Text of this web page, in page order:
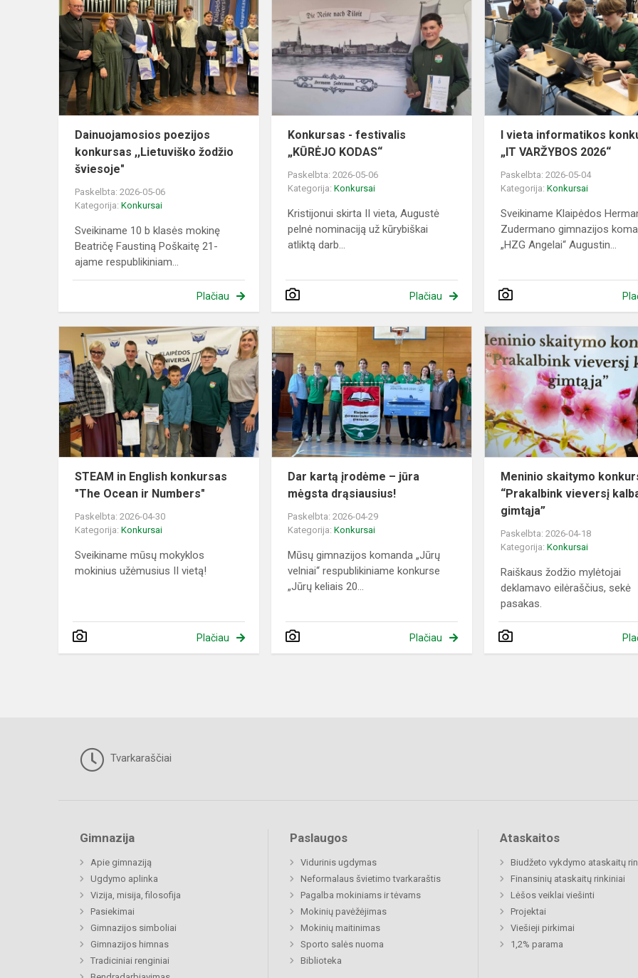
konkursas
,,Lietuviško
žodžio
švies...
Dainuojamosios poezijos
konkursas ,,Lietuviško žodžio
šviesoje"
Paskelbta: 2026-05-06
Kategorija: Konkursai
Sveikiname 10 b klasės mokinę
Beatričę Faustiną Poškaitę 21-
ajame respublikiniam...
Plačiau
festivalis
„KŪRĖJO
KODAS“
Konkursas - festivalis
„KŪRĖJO KODAS“
Paskelbta: 2026-05-06
Kategorija:Konkursai
Kristijonui skirta II vieta, Augustė
pelnė nominaciją už kūrybiškai
atliktą darb...
Plačiau
I vieta informatikos
„IT VARŽYBOS 2026“
Paskelbta: 2026-05-04
Kategorija:Konkursai
Sveikiname Klaipėdos
Zudermano gimnazijos
„HZG Angelai“ Augustin...
STEAM
in
English
konkursas
"The
Ocean
Numbers"
STEAM in English konkursas
"The Ocean ir Numbers"
Paskelbta: 2026-04-30
Kategorija: Konkursai
Sveikiname mūsų mokyklos
mokinius užėmusius II vietą!
Plačiau
Dar
kartą
įrodėme
–
jūra
mėgsta
drąsiausius!
Dar kartą įrodėme – jūra
mėgsta drąsiausius!
Paskelbta: 2026-04-29
Kategorija:Konkursai
Mūsų gimnazijos komanda „Jūrų
velniai“ respublikiniame konkurse
„Jūrų keliais 20...
Plačiau
Meninio skaitymo
“Prakalbink vieversį
gimtąja”
Paskelbta: 2026-04-18
Kategorija:Konkursai
Raiškaus žodžio mylėtojai
deklamavo eilėraščius, sekė
pasakas.
Tvarkaraščiai
Gimnazija
Apie gimnaziją
Ugdymo aplinka
Vizija, misija, filosofija
Pasiekimai
Gimnazijos simboliai
Gimnazijos himnas
Tradiciniai renginiai
Paslaugos
Vidurinis ugdymas
Neformalaus švietimo tvarkaraštis
Pagalba mokiniams ir tėvams
Mokinių pavėžėjimas
Mokinių maitinimas
Sporto salės nuoma
Biblioteka
Ataskaitos
Biudžeto vykdymo ataskaitų
Finansinių ataskaitų rinkiniai
Lėšos veiklai viešinti
Projektai
Viešieji pirkimai
1,2% parama